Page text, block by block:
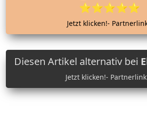
⭐⭐⭐⭐⭐
Jetzt klicken!-
Diesen Artikel alternativ bei
Jetzt klicken!-